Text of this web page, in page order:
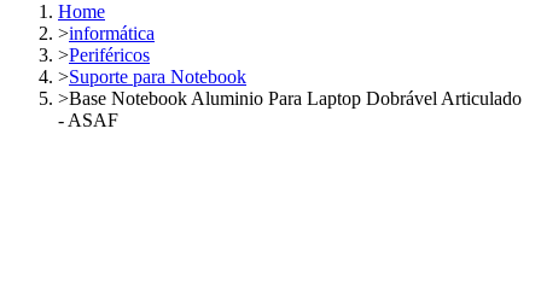
Home
>informática
>Periféricos
>Suporte para Notebook
>Base Notebook Aluminio Para Laptop Dobrável Articulado
- ASAF